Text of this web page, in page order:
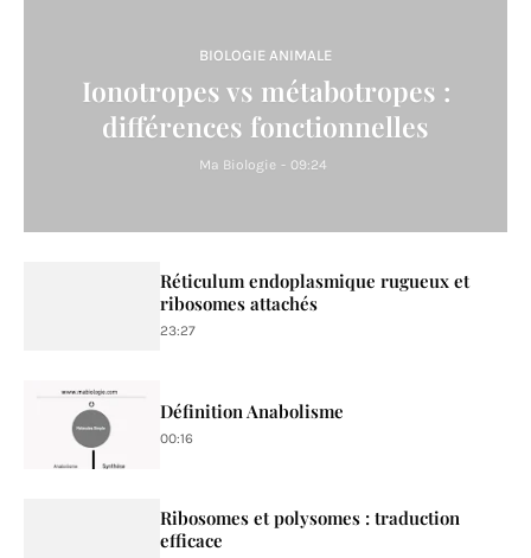
BIOLOGIE ANIMALE
Ionotropes vs métabotropes :
différences fonctionnelles
Ma Biologie - 09:24
Réticulum endoplasmique rugueux et
ribosomes attachés
23:27
Définition Anabolisme
00:16
Ribosomes et polysomes : traduction
efficace